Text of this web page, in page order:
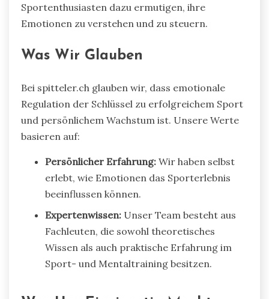
Sportenthusiasten dazu ermutigen, ihre
Emotionen zu verstehen und zu steuern.
Was Wir Glauben
Bei spitteler.ch glauben wir, dass emotionale
Regulation der Schlüssel zu erfolgreichem Sport
und persönlichem Wachstum ist. Unsere Werte
basieren auf:
Persönlicher Erfahrung: Wir haben selbst
erlebt, wie Emotionen das Sporterlebnis
beeinflussen können.
Expertenwissen: Unser Team besteht aus
Fachleuten, die sowohl theoretisches
Wissen als auch praktische Erfahrung im
Sport- und Mentaltraining besitzen.